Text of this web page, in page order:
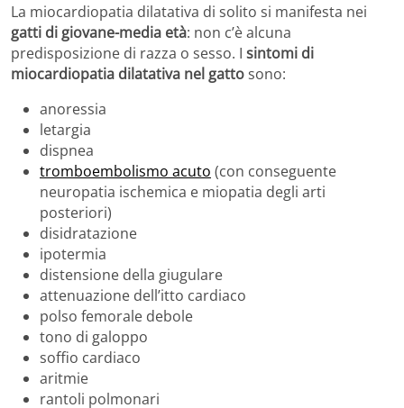
La miocardiopatia dilatativa di solito si manifesta nei
gatti di giovane-media età: non c’è alcuna
predisposizione di razza o sesso. I sintomi di
miocardiopatia dilatativa nel gattosono:
anoressia
letargia
dispnea
tromboembolismo acuto (con conseguente
neuropatia ischemica e miopatia degli arti
posteriori)
disidratazione
ipotermia
distensione della giugulare
attenuazione dell’itto cardiaco
polso femorale debole
tono di galoppo
soffio cardiaco
aritmie
rantoli polmonari